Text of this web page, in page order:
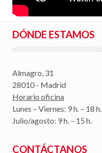
DÓNDE ESTAMOS
Almagro, 31
28010 - Madrid
Horario oficina
Lunes – Viernes: 9 h. – 18 h.
Julio/agosto: 9 h. – 15 h.
CONTÁCTANOS